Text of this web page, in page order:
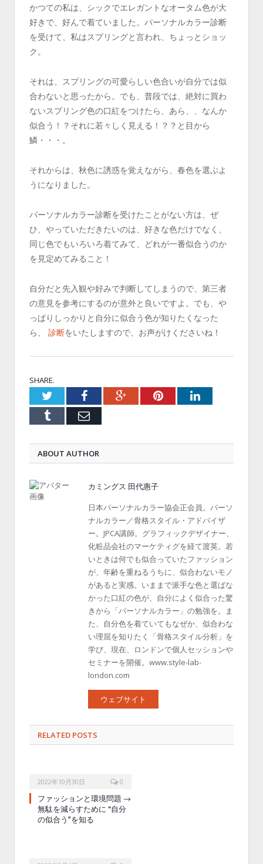
かつての私は、シックでエレガントなオータム色が大
好きで、好んで着ていました。パーソナルカラー診断
を受けて、私はスプリングと言われ、ちょっとショッ
ク。
それは、スプリングの可愛らしい色合いが自分では似
合わないと思ったから。でも、普段では、絶対に買わ
ないスプリング色の口紅をつけたら、あら、、なんか
似合う！？それに若々しく見える！？？と目から
鱗・・・。
それからは、秋色に誘惑を覚えながら、春色を選ぶよ
うになりました。
パーソナルカラー診断を受けたことがない方は、ぜ
ひ、やっていただきたいのは、好きな色だけでなく、
同じ色でもいろいろ着てみて、どれが一番似合うのか
を見定めてみること！
自分だと先入観や好みで判断してしまうので、第三者
の意見を参考にするのが意外と良いですよ。でも、や
っぱりしっかりと自分に似合う色が知りたくなった
ら、 診断をいたしますので、お声がけくださいね！
SHARE.
TwitterFacebookGoogle+PinterestLinkedIn
Tumblr Email
ABOUT AUTHOR
カミングス 田代惠子
日本パーソナルカラー協会正会員。パーソ
ナルカラー／骨格スタイル・アドバイザ
ー。JPCA講師。グラフィックデザイナー、
化粧品会社のマーケティグを経て渡英。若
いときは何でも似合っていたファッション
が、年齢を重ねるうちに、似合わないモノ
があると実感。いままで派手な色と選ばな
かった口紅の色が、自分によく似合った驚
きから「パーソナルカラー」の勉強を。ま
た、自分色を着ていてもなぜか、似合わな
い理屈を知りたく「骨格スタイル分析」を
学び、現在、ロンドンで個人セッションや
セミナーを開催。www.style-lab-
london.com
ウェブサイト
RELATED POSTS
2022年10月30日 0
ファッションと環境問題 →
無駄を減らすために “自分
の似合う”を知る